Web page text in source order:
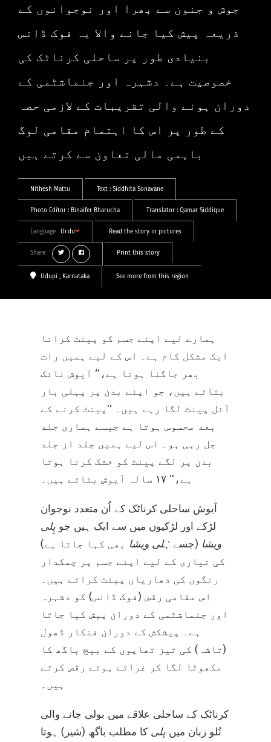
جوش و جنون سے بھرا اور نوجوانوں کے
ذریعہ پیش کیا جانے والا یہ فوک ڈانس
بنیادی طور پر ساحلی کرناٹک کی
خصوصیت ہے۔ دشہرہ اور جنماشٹمی کے
دوران ہونے والی تقریبات کے لازمی حصہ
کے طور پر اس کا اہتمام مقامی لوگ
باہمی مالی تعاون سے کرتے ہیں
Nithesh Mattu Text : Siddhita Sonavane
Photo Editor : Binaifer Bharucha Translator : Qamar Siddique
Language Urdu Read the story in pictures
Share Print this story
Udupi , Karnataka See more from this region
ہمارے لیے اپنے جسم کو پینٹ کرانا
ایک مشکل کام ہے۔ اس کے لیے ہمیں رات
بھر جاگنا ہوتا ہے،‘‘ آیوش نائک
بتاتے ہیں، جو اپنے بدن پر پہلی بار
آئل پینٹ لگا رہے ہیں۔ ’’پینٹ کرنے کے
بعد محسوس ہوتا ہے جیسے ہماری جلد
جل رہی ہو۔ اس لیے ہمیں جلد از جلد
بدن پر لگے پینٹ کو خشک کرنا ہوتا
ہے،‘‘ ۱۷ سالہ آیوش بتاتے ہیں۔
آیوش ساحلی کرناٹک کے اُن متعدد نوجوان
لڑکے اور لڑکیوں میں سے ایک ہیں جو پِلی
ویشا (جسے ہُلی ویشا بھی کہا جاتا ہے)
کی تیاری کے لیے اپنے جسم پر چمکدار
رنگوں کی دھاریاں پینٹ کراتے ہیں۔
اس مقامی رقص (فوک ڈانس) کو دشہرہ
اور جنماشٹمی کے دوران پیش کیا جاتا
ہے۔ پیشکش کے دوران فنکار ڈھول
(تاشہ) کی تیز تھاپوں کے بیچ باگھ کا
مکھوٹا لگا کر غراتے ہوئے رقص کرتے
ہیں۔
کرناٹک کے ساحلی علاقے میں بولی جانے والی
تُلو زبان میں پلی کا مطلب باگھ (شیر) ہوتا